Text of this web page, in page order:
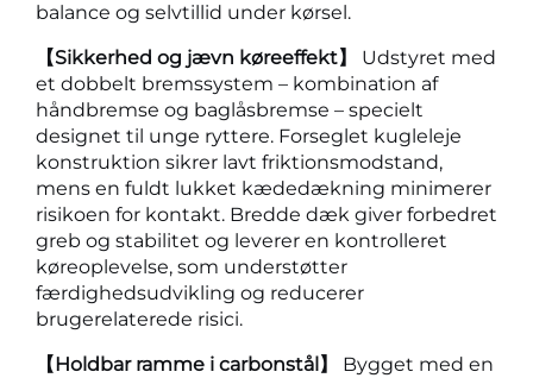
balance og selvtillid under kørsel.
【Sikkerhed og jævn køreeffekt】 Udstyret med
et dobbelt bremssystem – kombination af
håndbremse og baglåsbremse – specielt
designet til unge ryttere. Forseglet kugleleje
konstruktion sikrer lavt friktionsmodstand,
mens en fuldt lukket kædedækning minimerer
risikoen for kontakt. Bredde dæk giver forbedret
greb og stabilitet og leverer en kontrolleret
køreoplevelse, som understøtter
færdighedsudvikling og reducerer
brugerelaterede risici.
【Holdbar ramme i carbonstål】 Bygget med en